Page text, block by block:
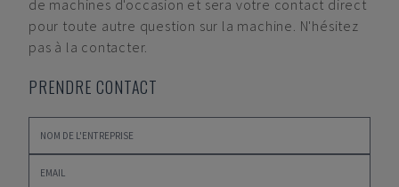
de machines d'occasion et sera votre contact direct
pour toute autre question sur la machine. N'hésitez
pas à la contacter.
PRENDRE CONTACT